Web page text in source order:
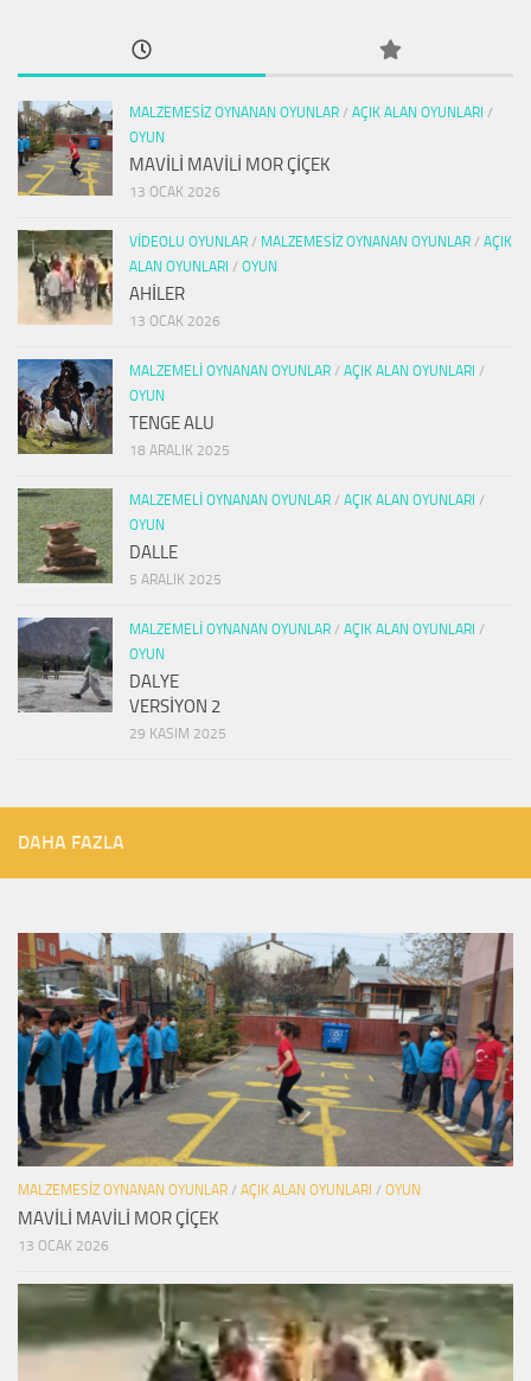
MALZEMESIZ OYNANAN OYUNLAR / AÇIK ALAN OYUNLARI /
OYUN
MAVİLİ MAVİLİ MOR ÇİÇEK
13 OCAK 2026
VIDEOLU OYUNLAR / MALZEMESIZ OYNANAN OYUNLAR / AÇIK
ALAN OYUNLARI / OYUN
AHİLER
13 OCAK 2026
MALZEMELI OYNANAN OYUNLAR / AÇIK ALAN OYUNLARI /
OYUN
TENGE ALU
18 ARALIK 2025
MALZEMELI OYNANAN OYUNLAR / AÇIK ALAN OYUNLARI /
OYUN
DALLE
5 ARALIK 2025
MALZEMELI OYNANAN OYUNLAR / AÇIK ALAN OYUNLARI /
OYUN
DALYE
VERSİYON 2
29 KASIM 2025
DAHA FAZLA
MALZEMESIZ OYNANAN OYUNLAR / AÇIK ALAN OYUNLARI / OYUN
MAVİLİ MAVİLİ MOR ÇİÇEK
13 OCAK 2026